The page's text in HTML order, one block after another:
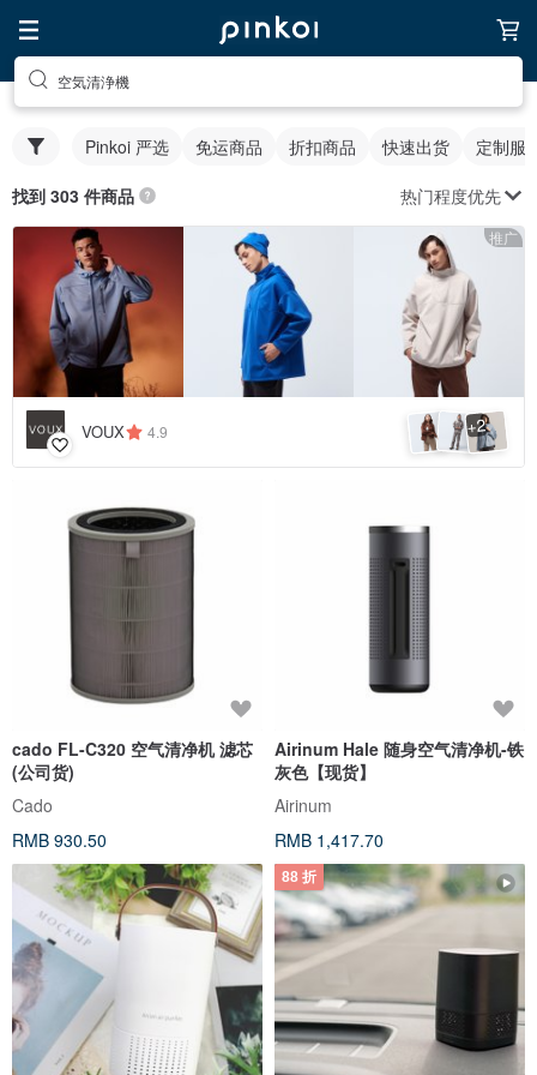
空気清浄機
Pinkoi 严选 免运商品 折扣商品 快速出货 定制服
找到 303 件商品 热门程度优先
推广
VOUX 4.9 +2
cado FL-C320 空气清净机 滤芯
(公司货)
Cado
RMB 930.50
Airinum Hale 随身空气清净机-铁
灰色【现货】
Airinum
RMB 1,417.70
88 折